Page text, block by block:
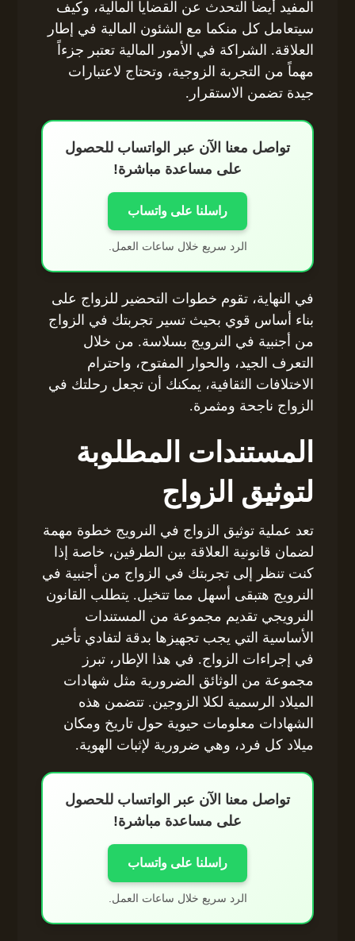
المفيد أيضاً التحدث عن القضايا المالية، وكيف
سيتعامل كل منكما مع الشئون المالية في إطار
العلاقة. الشراكة في الأمور المالية تعتبر جزءاً
مهماً من التجربة الزوجية، وتحتاج لاعتبارات
جيدة تضمن الاستقرار.
تواصل معنا الآن عبر الواتساب للحصول
على مساعدة مباشرة!
راسلنا على واتساب
الرد سريع خلال ساعات العمل.
في النهاية، تقوم خطوات التحضير للزواج على
بناء أساس قوي بحيث تسير تجربتك في الزواج
من أجنبية في النرويج بسلاسة. من خلال
التعرف الجيد، والحوار المفتوح، واحترام
الاختلافات الثقافية، يمكنك أن تجعل رحلتك في
الزواج ناجحة ومثمرة.
المستندات المطلوبة
لتوثيق الزواج
تعد عملية توثيق الزواج في النرويج خطوة مهمة
لضمان قانونية العلاقة بين الطرفين، خاصة إذا
كنت تنظر إلى تجربتك في الزواج من أجنبية في
النرويج هتبقى أسهل مما تتخيل. يتطلب القانون
النرويجي تقديم مجموعة من المستندات
الأساسية التي يجب تجهيزها بدقة لتفادي تأخير
في إجراءات الزواج. في هذا الإطار، تبرز
مجموعة من الوثائق الضرورية مثل شهادات
الميلاد الرسمية لكلا الزوجين. تتضمن هذه
الشهادات معلومات حيوية حول تاريخ ومكان
ميلاد كل فرد، وهي ضرورية لإثبات الهوية.
تواصل معنا الآن عبر الواتساب للحصول
على مساعدة مباشرة!
راسلنا على واتساب
الرد سريع خلال ساعات العمل.